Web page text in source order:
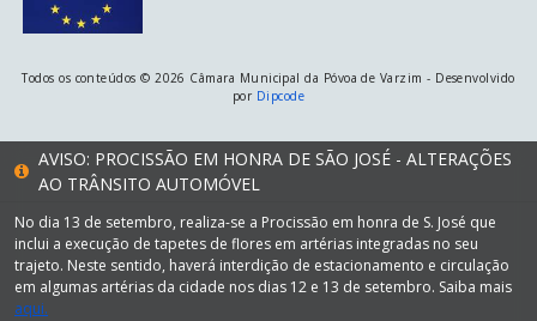
Todos os conteúdos © 2026 Câmara Municipal da Póvoa de Varzim - Desenvolvido
por Dipcode
AVISO: PROCISSÃO EM HONRA DE SÃO JOSÉ - ALTERAÇÕES
AO TRÂNSITO AUTOMÓVEL
No dia 13 de setembro, realiza-se a Procissão em honra de S. José que
inclui a execução de tapetes de flores em artérias integradas no seu
trajeto. Neste sentido, haverá interdição de estacionamento e circulação
em algumas artérias da cidade nos dias 12 e 13 de setembro. Saiba mais
aqui.